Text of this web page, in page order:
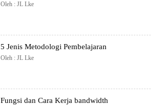
Oleh : JL Lke
5 Jenis Metodologi Pembelajaran
Oleh : JL Lke
Fungsi dan Cara Kerja bandwidth